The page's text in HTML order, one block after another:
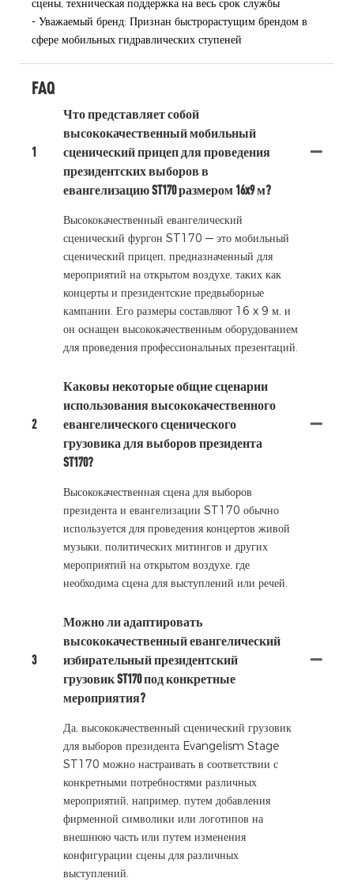
сцены, техническая поддержка на весь срок службы
- Уважаемый бренд: Признан быстрорастущим брендом в
сфере мобильных гидравлических ступеней
FAQ
1
Что представляет собой
высококачественный мобильный
сценический прицеп для проведения
президентских выборов в
евангелизацию ST170 размером 16x9 м?
Высококачественный евангелический
сценический фургон ST170 — это мобильный
сценический прицеп, предназначенный для
мероприятий на открытом воздухе, таких как
концерты и президентские предвыборные
кампании. Его размеры составляют 16 x 9 м, и
он оснащен высококачественным оборудованием
для проведения профессиональных презентаций.
2
Каковы некоторые общие сценарии
использования высококачественного
евангелического сценического
грузовика для выборов президента
ST170?
Высококачественная сцена для выборов
президента и евангелизации ST170 обычно
используется для проведения концертов живой
музыки, политических митингов и других
мероприятий на открытом воздухе, где
необходима сцена для выступлений или речей.
3
Можно ли адаптировать
высококачественный евангелический
избирательный президентский
грузовик ST170 под конкретные
мероприятия?
Да, высококачественный сценический грузовик
для выборов президента Evangelism Stage
ST170 можно настраивать в соответствии с
конкретными потребностями различных
мероприятий, например, путем добавления
фирменной символики или логотипов на
внешнюю часть или путем изменения
конфигурации сцены для различных
выступлений.